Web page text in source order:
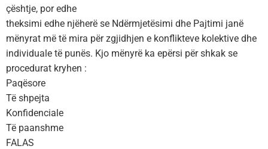
çështje, por edhe
theksimi edhe njëherë se Ndërmjetësimi dhe Pajtimi janë
mënyrat më të mira për zgjidhjen e konflikteve kolektive dhe
individuale të punës. Kjo mënyrë ka epërsi për shkak se
procedurat kryhen :
Paqësore
Të shpejta
Konfidenciale
Të paanshme
FALAS